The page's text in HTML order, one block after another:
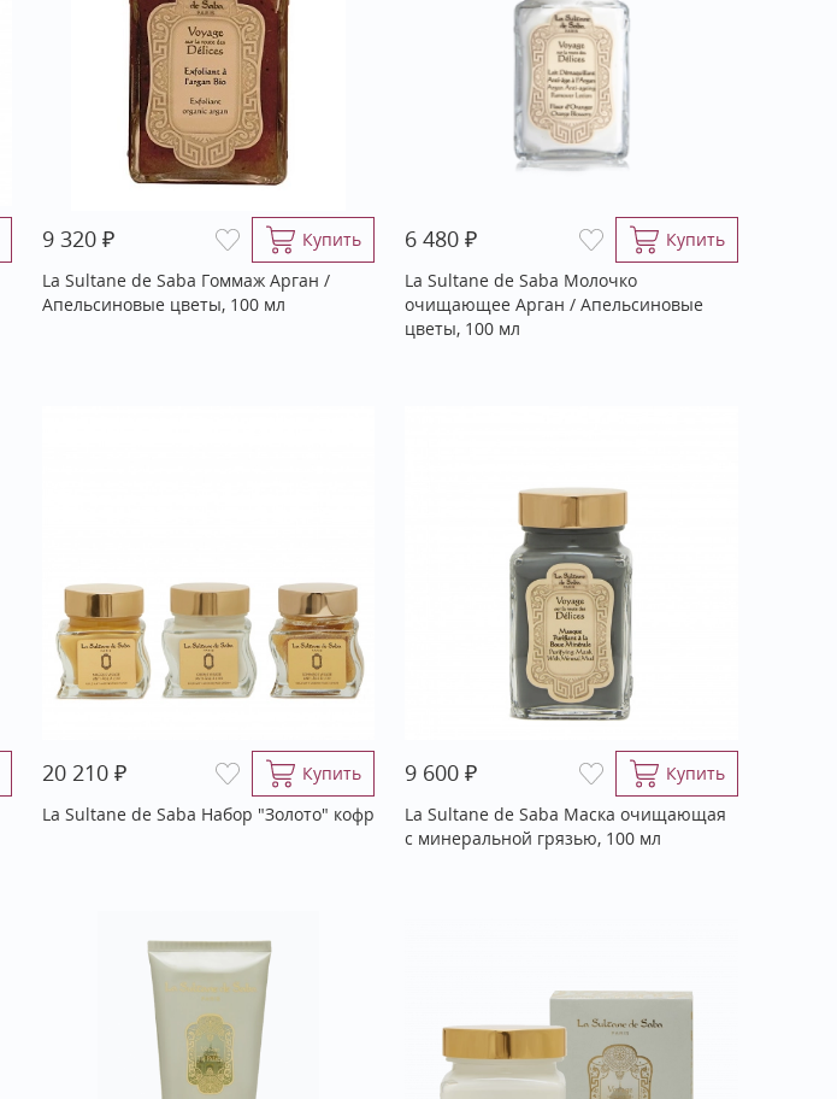
9 320 ₽
Купить
La Sultane de Saba Гоммаж Арган /
Апельсиновые цветы, 100 мл
6 480₽
Купить
La Sultane de Saba Молочко
очищающее Арган / Апельсиновые
цветы, 100 мл
20 210 ₽
Купить
La Sultane de Saba Набор "Золото" кофр
9 600₽
Купить
La Sultane de Saba Маска очищающая
с минеральной грязью, 100 мл